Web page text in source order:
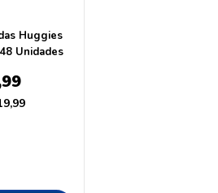
Huggies
Unidades
99
,99